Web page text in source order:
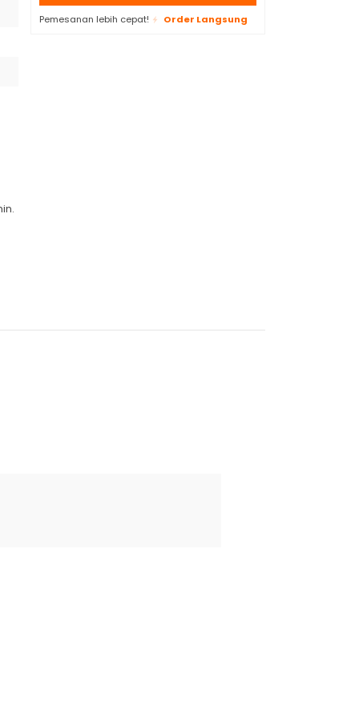
Pemesanan lebih cepat! Order Langsung